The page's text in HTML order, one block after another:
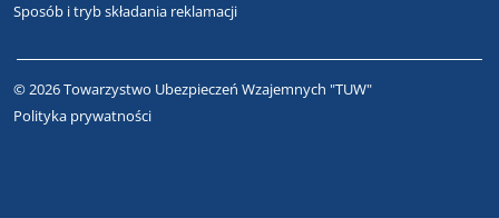
Sposób i tryb składania reklamacji
© 2026 Towarzystwo Ubezpieczeń Wzajemnych "TUW"
Polityka prywatności